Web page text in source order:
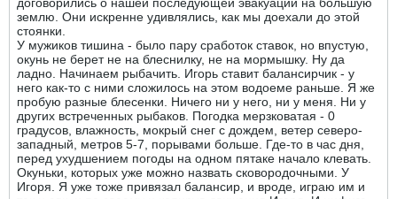
землю. Они искренне удивлялись, как мы доехали до этой
стоянки.
У мужиков тишина - было пару сработок ставок, но впустую,
окунь не берет не на блеснилку, не на мормышку. Ну да
ладно. Начинаем рыбачить. Игорь ставит балансирчик - у
него как-то с ними сложилось на этом водоеме раньше. Я же
пробую разные блесенки. Ничего ни у него, ни у меня. Ни у
других встреченных рыбаков. Погодка мерзковатая - 0
градусов, влажность, мокрый снег с дождем, ветер северо-
западный, метров 5-7, порывами больше. Где-то в час дня,
перед ухудшением погоды на одном пятаке начало клевать.
Окуньки, которых уже можно назвать сковородочными. У
Игоря. Я уже тоже привязал балансир, и вроде, играю им и